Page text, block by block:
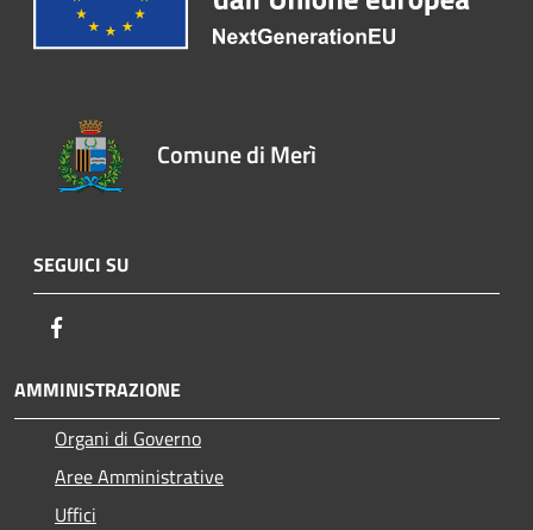
Comune di Merì
SEGUICI SU
AMMINISTRAZIONE
Organi di Governo
Aree Amministrative
Uffici